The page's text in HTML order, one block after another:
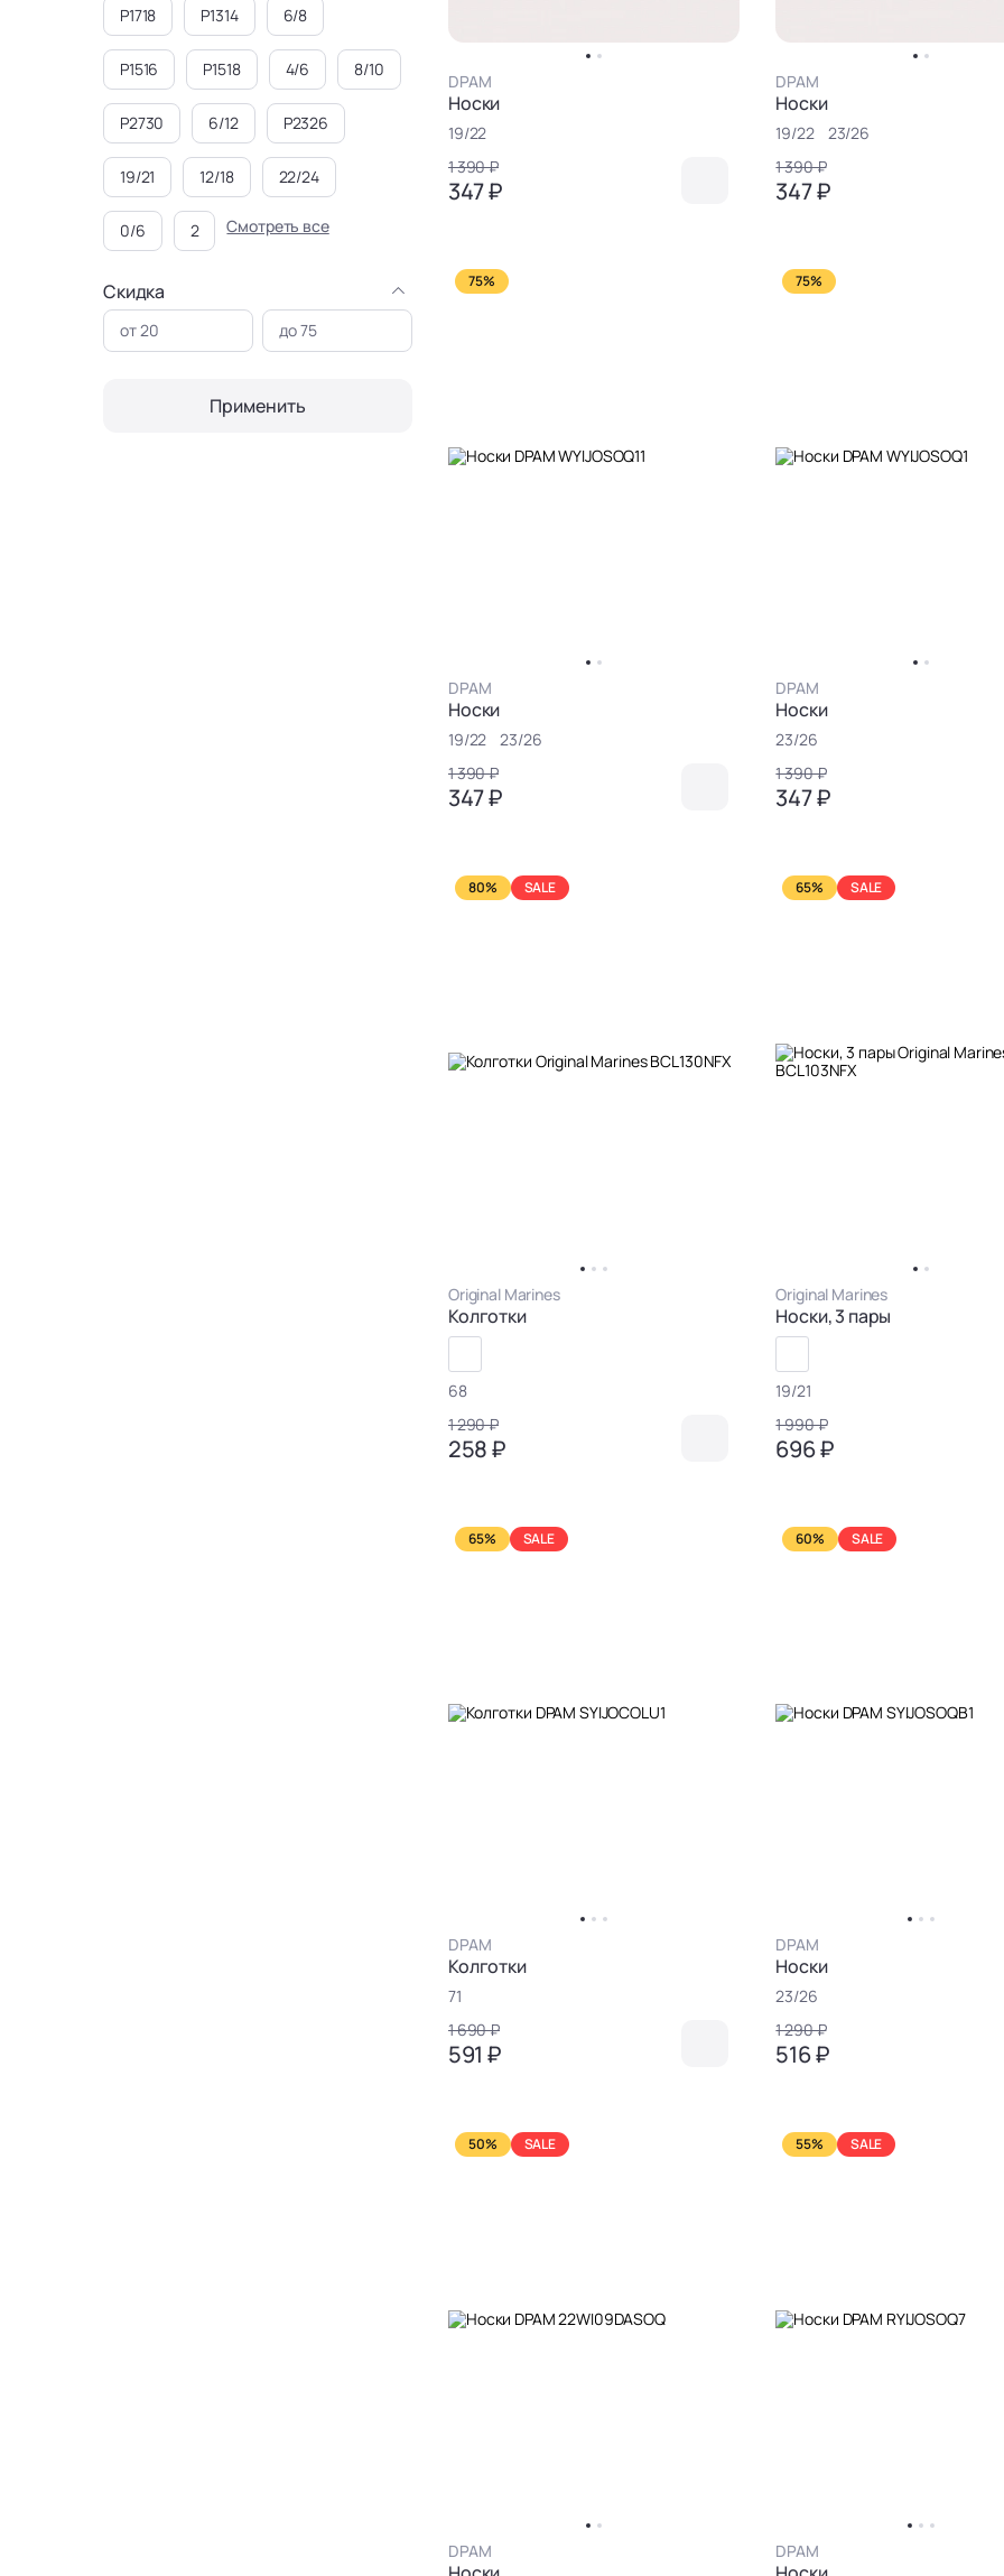
P1718 P1314 6/8
P1516 P1518 4/6 8/10
P2730 6/12 P2326
19/21 12/18 22/24
0/6 2 Смотреть все
Скидка
Применить
DPAM
Носки
19/22
1 390 ₽
347 ₽
DPAM
Носки
19/22
23/26
1 390 ₽
347 ₽
75%
DPAM
Носки
19/22
23/26
1 390 ₽
347 ₽
75%
DPAM
Носки
23/26
1 390 ₽
347 ₽
80% SALE
Original Marines
Колготки
68
1 290 ₽
258 ₽
65% SALE
Original Marines
Носки, 3 пары
19/21
1 990 ₽
696 ₽
65% SALE
DPAM
Колготки
71
1 690 ₽
591 ₽
60% SALE
DPAM
Носки
23/26
1 290 ₽
516 ₽
50% SALE
DPAM
55% SALE
DPAM